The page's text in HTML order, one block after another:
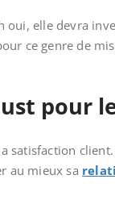
oui, elle devra
ce genre de
pour
satisfaction
au mieux sa